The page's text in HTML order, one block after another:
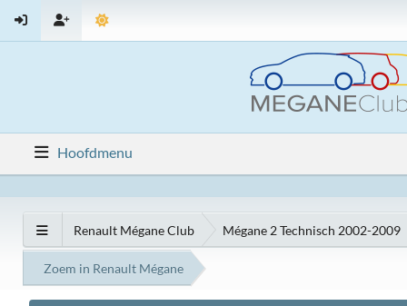
Hoofdmenu
Renault Mégane Club Mégane 2 Technisch 2002-2009
Zoem in Renault Mégane